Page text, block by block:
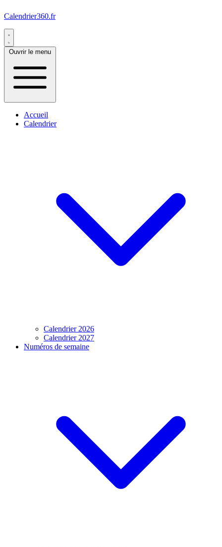
Calendrier360.fr
Ouvrir le menu
Accueil
Calendrier
Calendrier 2026
Calendrier 2027
Numéros de semaine